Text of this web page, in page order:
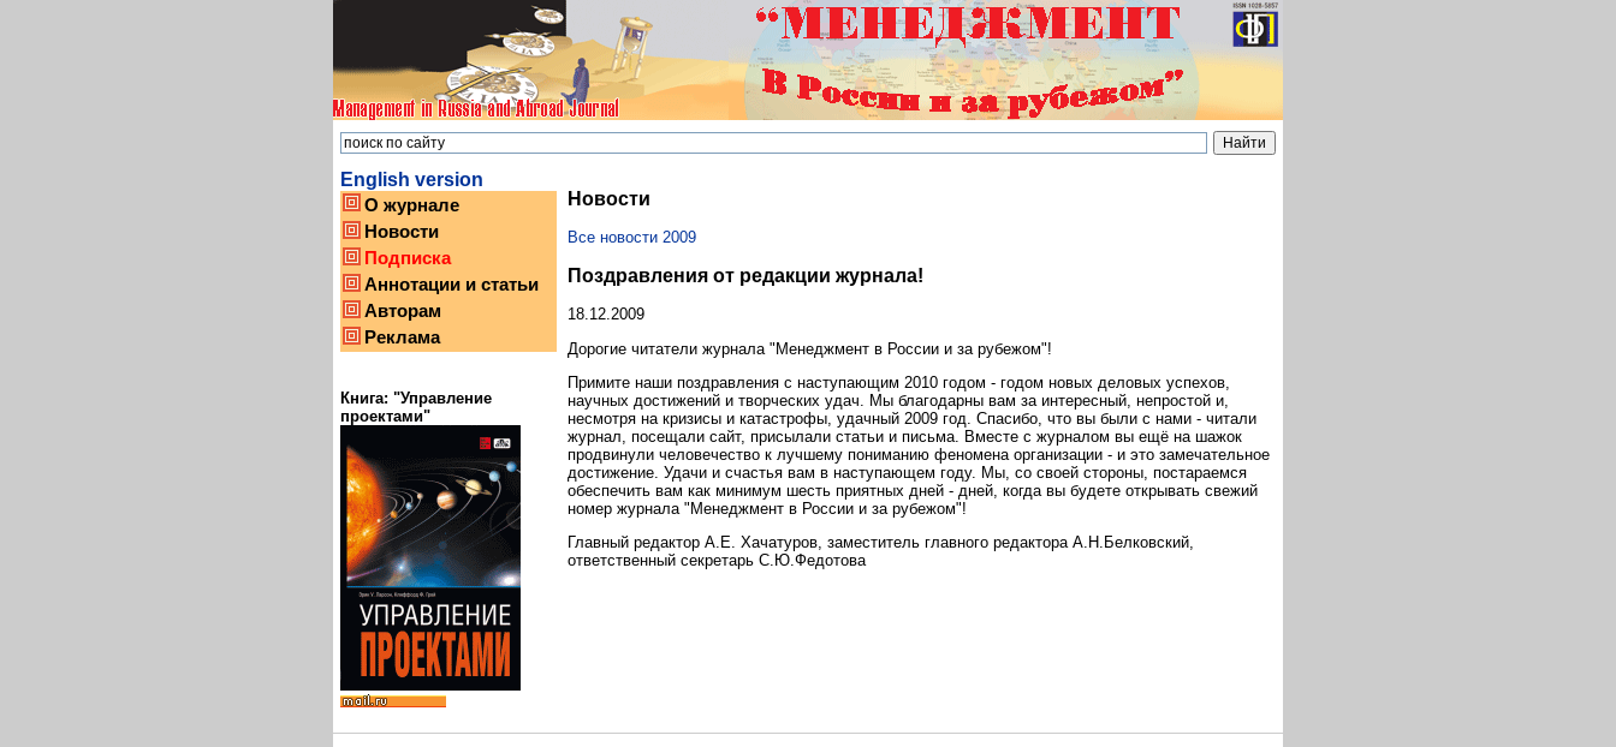
English version
О журнале
Новости
Подписка
Аннотации и статьи
Авторам
Реклама
Книга: "Управление
проектами"
Новости
Все новости 2009
Поздравления от редакции журнала!
18.12.2009
Дорогие читатели журнала "Менеджмент в России и за рубежом"!
Примите наши поздравления с наступающим 2010 годом - годом новых деловых успехов,
научных достижений и творческих удач. Мы благодарны вам за интересный, непростой и,
несмотря на кризисы и катастрофы, удачный 2009 год. Спасибо, что вы были с нами - читали
журнал, посещали сайт, присылали статьи и письма. Вместе с журналом вы ещё на шажок
продвинули человечество к лучшему пониманию феномена организации - и это замечательное
достижение. Удачи и счастья вам в наступающем году. Мы, со своей стороны, постараемся
обеспечить вам как минимум шесть приятных дней - дней, когда вы будете открывать свежий
номер журнала "Менеджмент в России и за рубежом"!
Главный редактор А.Е. Хачатуров, заместитель главного редактора А.Н.Белковский,
ответственный секретарь С.Ю.Федотова